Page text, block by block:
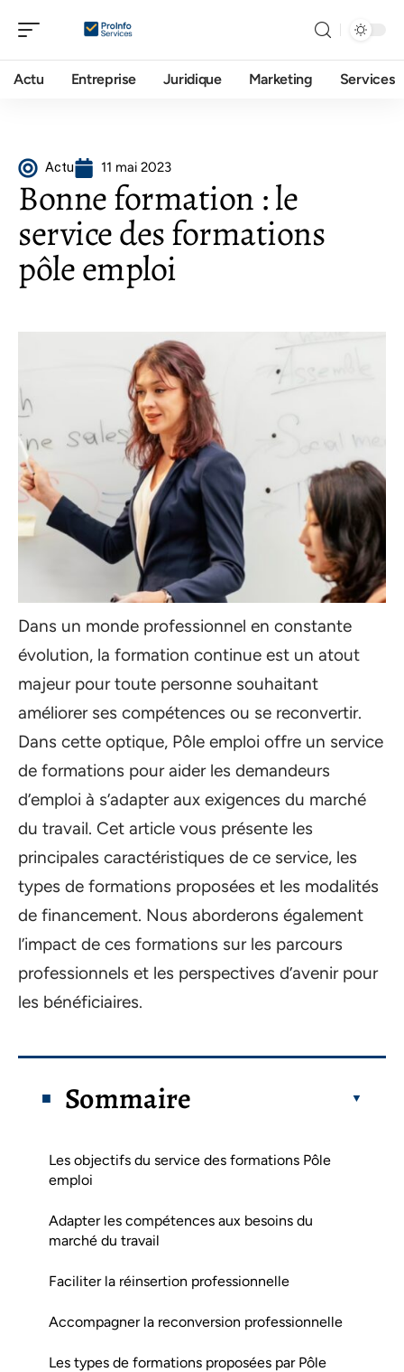
Actu Entreprise Juridique Marketing Services
Actu 11 mai 2023
Bonne formation : le
service des formations
pôle emploi
Dans un monde professionnel en constante
évolution, la formation continue est un atout
majeur pour toute personne souhaitant
améliorer ses compétences ou se reconvertir.
Dans cette optique, Pôle emploi offre un service
de formations pour aider les demandeurs
d’emploi à s’adapter aux exigences du marché
du travail. Cet article vous présente les
principales caractéristiques de ce service, les
types de formations proposées et les modalités
de financement. Nous aborderons également
l’impact de ces formations sur les parcours
professionnels et les perspectives d’avenir pour
les bénéficiaires.
Sommaire
Les objectifs du service des formations Pôle
emploi
Adapter les compétences aux besoins du
marché du travail
Faciliter la réinsertion professionnelle
Accompagner la reconversion professionnelle
Les types de formations proposées par Pôle